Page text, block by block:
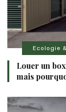
Ecologie
Louer un
mais